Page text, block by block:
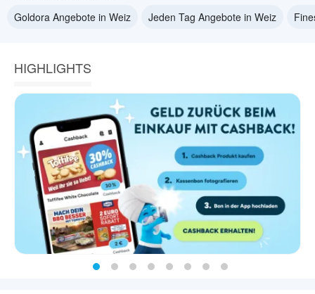
Goldora Angebote in Weiz
Jeden Tag Angebote in Weiz
HIGHLIGHTS